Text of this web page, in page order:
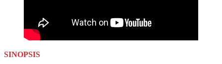
SINOPSIS